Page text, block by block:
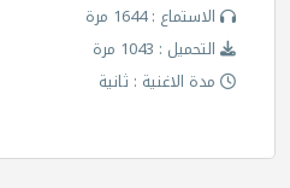
الاستماع : 1644 مرة
التحميل : 1043 مرة
مدة الاغنية : ثانية